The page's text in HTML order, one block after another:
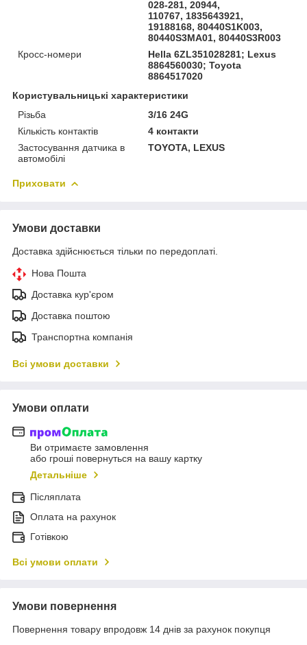
028-281, 20944,
110767, 1835643921,
19188168, 80440S1K003,
80440S3MA01, 80440S3R003
Кросс-номери
Hella 6ZL351028281; Lexus
8864560030; Toyota
8864517020
Користувальницькі характеристики
Різьба
3/16 24G
Кількість контактів
4 контакти
Застосування датчика в
автомобілі
TOYOTA, LEXUS
Приховати
Умови доставки
Доставка здійснюється тільки по передоплаті.
Нова Пошта
Доставка кур'єром
Доставка поштою
Транспортна компанія
Всі умови доставки
Умови оплати
Ви отримаєте замовлення
або гроші повернуться на вашу картку
Детальніше
Післяплата
Оплата на рахунок
Готівкою
Всі умови оплати
Умови повернення
Повернення товару впродовж 14 днів за рахунок покупця